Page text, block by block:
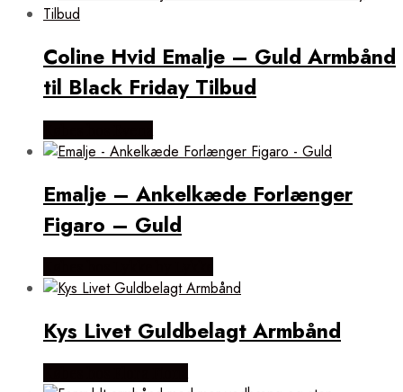
Coline Hvid Emalje – Guld Armbånd
til Black Friday Tilbud
Emalje – Ankelkæde Forlænger
Figaro – Guld
Kys Livet Guldbelagt Armbånd